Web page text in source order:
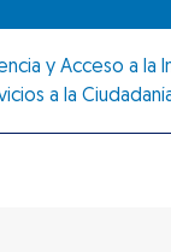
y Acceso a la
a la